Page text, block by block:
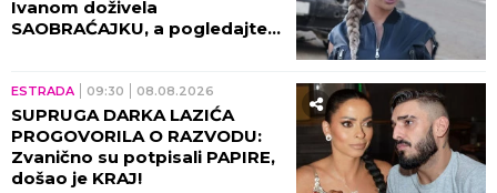
Ivanom doživela
SAOBRAĆAJKU, a pogledajte
ESTRADA 09:30 08.08.2026
SUPRUGA DARKA LAZIĆA
PROGOVORILA O RAZVODU:
Zvanično su potpisali PAPIRE,
došao je KRAJ!